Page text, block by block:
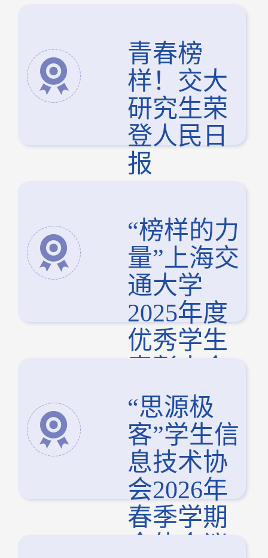
青春榜
样！交大
研究生荣
登人民日
报
“榜样的力
量”上海交
通大学
2025年度
优秀学生
举行
“思源极
客”学生信
息技术协
会2026年
春季学期